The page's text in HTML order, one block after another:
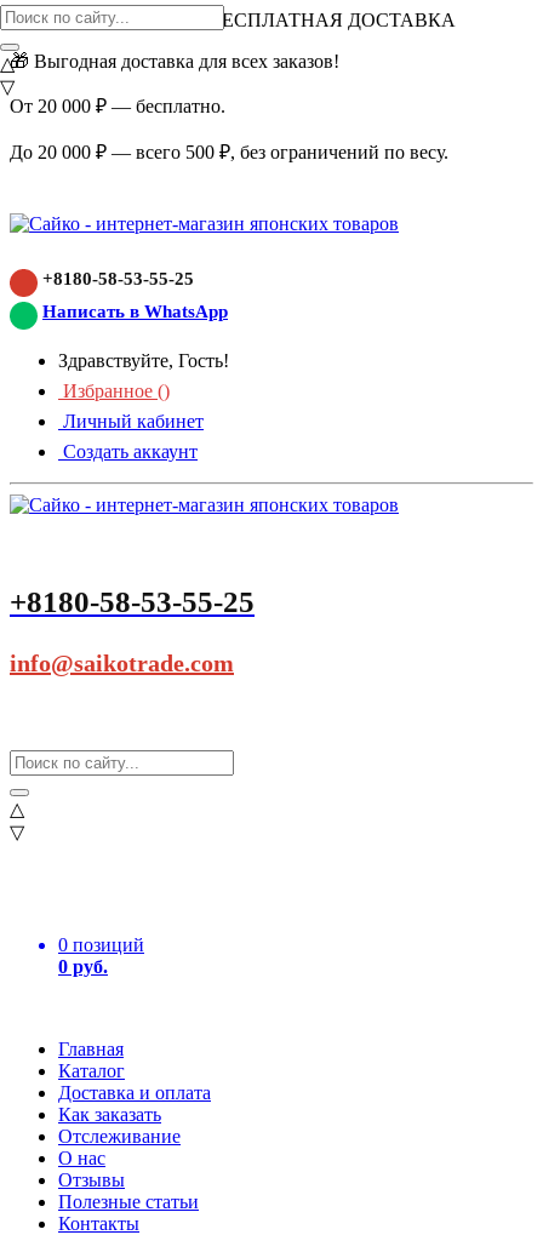
ВНИМАНИЕ АКЦИЯ!
БЕСПЛАТНАЯ ДОСТАВКА
🎁 Выгодная доставка для всех заказов!
От 20 000 ₽ — бесплатно.
До 20 000 ₽ — всего 500 ₽, без ограничений по весу.
+8180-58-53-55-25
Написать в WhatsApp
Здравствуйте, Гость!
Избранное ()
Личный кабинет
Создать аккаунт
+8180-58-53-55-25
info@saikotrade.com
△
▽
0 позиций
0 руб.
Главная
Каталог
Доставка и оплата
Как заказать
Отслеживание
О нас
Отзывы
Полезные статьи
Контакты
△
▽